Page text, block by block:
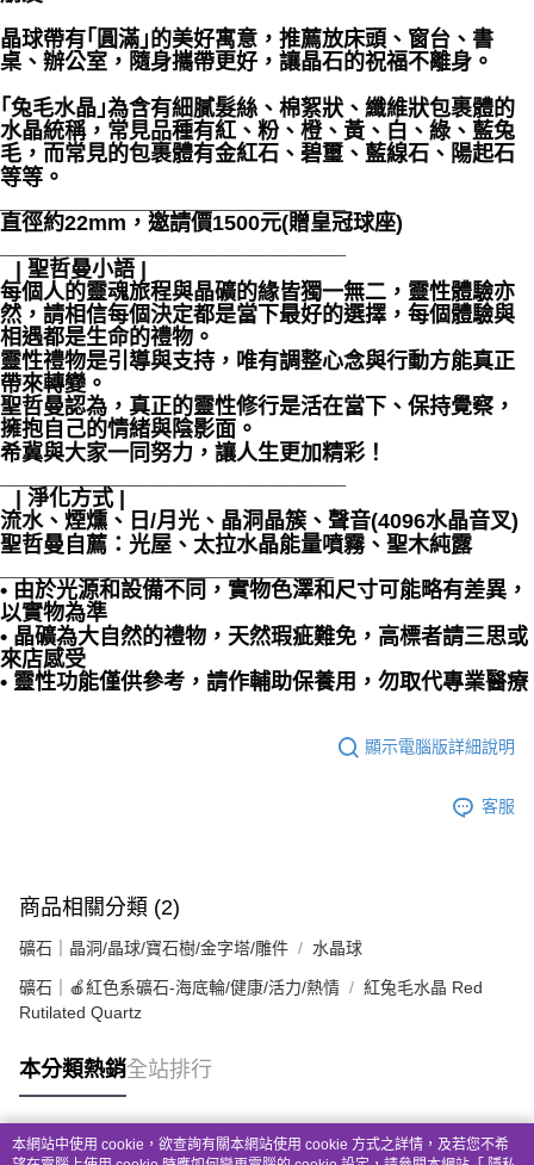
郵局幫你送（離島）
付款後門市自取
免運費
晶球帶有｢圓滿｣的美好寓意，推薦放床頭、窗台、書
桌、辦公室，隨身攜帶更好，讓晶石的祝福不離身。
｢兔毛水晶｣為含有細膩髮絲、棉絮狀、纖維狀包裹體的
水晶統稱，常見品種有紅、粉、橙、黃、白、綠、藍兔
毛，而常見的包裹體有金紅石、碧璽、藍線石、陽起石
等等。
直徑約22mm，邀請價1500元(贈皇冠球座)
⠀| 聖哲曼小語 |
每個人的靈魂旅程與晶礦的緣皆獨一無二，靈性體驗亦
然，請相信每個決定都是當下最好的選擇，每個體驗與
相遇都是生命的禮物。
靈性禮物是引導與支持，唯有調整心念與行動方能真正
帶來轉變。
聖哲曼認為，真正的靈性修行是活在當下、保持覺察，
擁抱自己的情緒與陰影面。
希冀與大家一同努力，讓人生更加精彩！
⠀| 淨化方式 |
流水、煙燻、日/月光、晶洞晶簇、聲音(4096水晶音叉)
聖哲曼自薦：光屋、太拉水晶能量噴霧、聖木純露
• 由於光源和設備不同，實物色澤和尺寸可能略有差異，
以實物為準
• 晶礦為大自然的禮物，天然瑕疵難免，高標者請三思或
來店感受
• 靈性功能僅供參考，請作輔助保養用，勿取代專業醫療
顯示電腦版詳細說明
客服
商品相關分類 (2)
礦石｜晶洞/晶球/寶石樹/金字塔/雕件 水晶球
礦石｜🍎紅色系礦石-海底輪/健康/活力/熱情
紅兔毛水晶 Red
Rutilated Quartz
本分類熱銷全站排行
本網站中使用 cookie，欲查詢有關本網站使用 cookie 方式之詳情，及若您不希